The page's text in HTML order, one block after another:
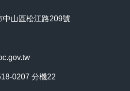
山區松江路209號
0207 分機22